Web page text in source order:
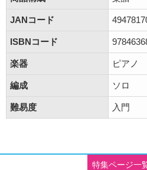
JANコード
ISBNコード
楽器 ピアノ
編成 ソロ
難易度 入門
特集ページ一